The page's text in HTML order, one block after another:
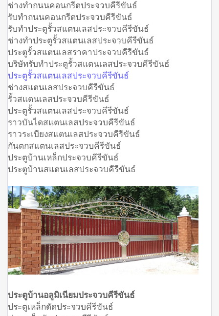
ช่างทำถนนคอนกรีตประจวบคีรีขันธ์
รับทำถนนคอนกรีตประจวบคีรีขันธ์
รับทำประตูรั้วสแตนเลสประจวบคีรีขันธ์
ช่างทำประตูรั้วสแตนเลสประจวบคีรีขันธ์
ประตูรั้วสแตนเลสราคาประจวบคีรีขันธ์
บริษัทรับทำประตูรั้วสแตนเลสประจวบคีรีขันธ์
ประตูรั้วสแตนเลสประจวบคีรีขันธ์
ช่างสแตนเลสประจวบคีรีขันธ์
รั้วสแตนเลสประจวบคีรีขันธ์
ประตูรั้วสแตนเลสประจวบคีรีขันธ์
ราวบันไดสแตนเลสประจวบคีรีขันธ์
ราวระเบียงสแตนเลสประจวบคีรีขันธ์
กันตกสแตนเลสประจวบคีรีขันธ์
ประตูบ้านเหล็กประจวบคีรีขันธ์
ประตูบ้านสแตนเลสประจวบคีรีขันธ์
ประตูบ้านอลูมิเนียมประจวบคีรีขันธ์
ประตูเหล็กดัดประจวบคีรีขันธ์